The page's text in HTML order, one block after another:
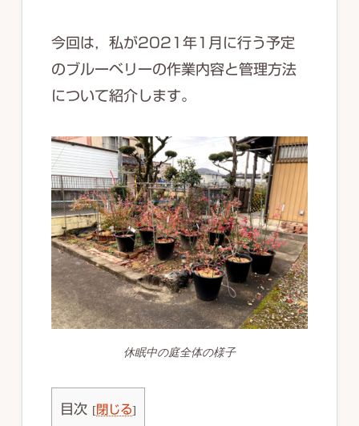
今回は，私が2021年1月に行う予定
のブルーベリーの作業内容と管理方法
について紹介します。
休眠中の庭全体の様子
目次 [閉じる]